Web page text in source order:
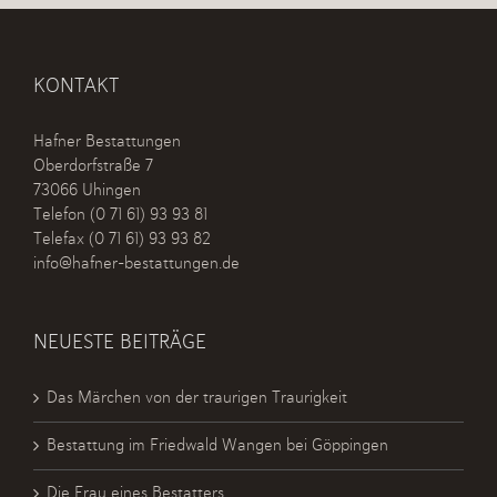
KONTAKT
Hafner Bestattungen
Oberdorfstraße 7
73066 Uhingen
Telefon (0 71 61) 93 93 81
Telefax (0 71 61) 93 93 82
info@hafner-bestattungen.de
NEUESTE BEITRÄGE
Das Märchen von der traurigen Traurigkeit
Bestattung im Friedwald Wangen bei Göppingen
Die Frau eines Bestatters